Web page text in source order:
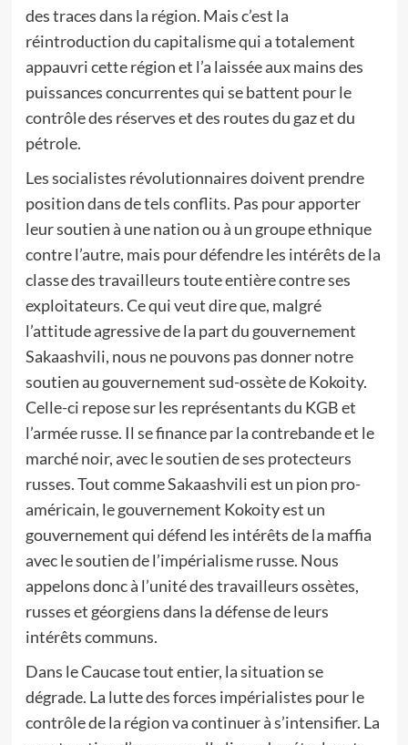
des traces dans la région. Mais c’est la
réintroduction du capitalisme qui a totalement
appauvri cette région et l’a laissée aux mains des
puissances concurrentes qui se battent pour le
contrôle des réserves et des routes du gaz et du
pétrole.
Les socialistes révolutionnaires doivent prendre
position dans de tels conflits. Pas pour apporter
leur soutien à une nation ou à un groupe ethnique
contre l’autre, mais pour défendre les intérêts de la
classe des travailleurs toute entière contre ses
exploitateurs. Ce qui veut dire que, malgré
l’attitude agressive de la part du gouvernement
Sakaashvili, nous ne pouvons pas donner notre
soutien au gouvernement sud-ossète de Kokoity.
Celle-ci repose sur les représentants du KGB et
l’armée russe. Il se finance par la contrebande et le
marché noir, avec le soutien de ses protecteurs
russes. Tout comme Sakaashvili est un pion pro-
américain, le gouvernement Kokoity est un
gouvernement qui défend les intérêts de la maffia
avec le soutien de l’impérialisme russe. Nous
appelons donc à l’unité des travailleurs ossètes,
russes et géorgiens dans la défense de leurs
intérêts communs.
Dans le Caucase tout entier, la situation se
dégrade. La lutte des forces impérialistes pour le
contrôle de la région va continuer à s’intensifier. La